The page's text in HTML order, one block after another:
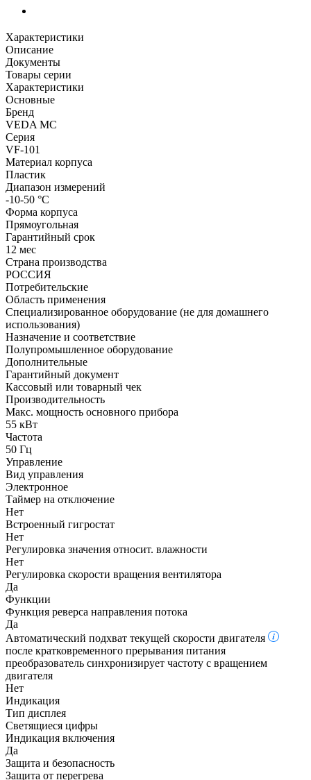
Характеристики
Описание
Документы
Товары серии
Характеристики
Основные
Бренд
VEDA MC
Серия
VF-101
Материал корпуса
Пластик
Диапазон измерений
-10-50 °С
Форма корпуса
Прямоугольная
Гарантийный срок
12 мес
Страна производства
РОССИЯ
Потребительские
Область применения
Специализированное оборудование (не для домашнего
использования)
Назначение и соответствие
Полупромышленное оборудование
Дополнительные
Гарантийный документ
Кассовый или товарный чек
Производительность
Макс. мощность основного прибора
55 кВт
Частота
50 Гц
Управление
Вид управления
Электронное
Таймер на отключение
Нет
Встроенный гигростат
Нет
Регулировка значения относит. влажности
Нет
Регулировка скорости вращения вентилятора
Да
Функции
Функция реверса направления потока
Да
Автоматический подхват текущей скорости двигателя
после кратковременного прерывания питания
преобразователь синхронизирует частоту с вращением
двигателя
Нет
Индикация
Тип дисплея
Светящиеся цифры
Индикация включения
Да
Защита и безопасность
Защита от перегрева